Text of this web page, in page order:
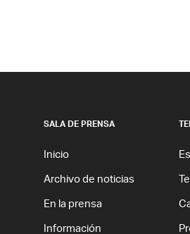
SALA DE PRENSA
Inicio
Archivo de noticias
En la prensa
Información